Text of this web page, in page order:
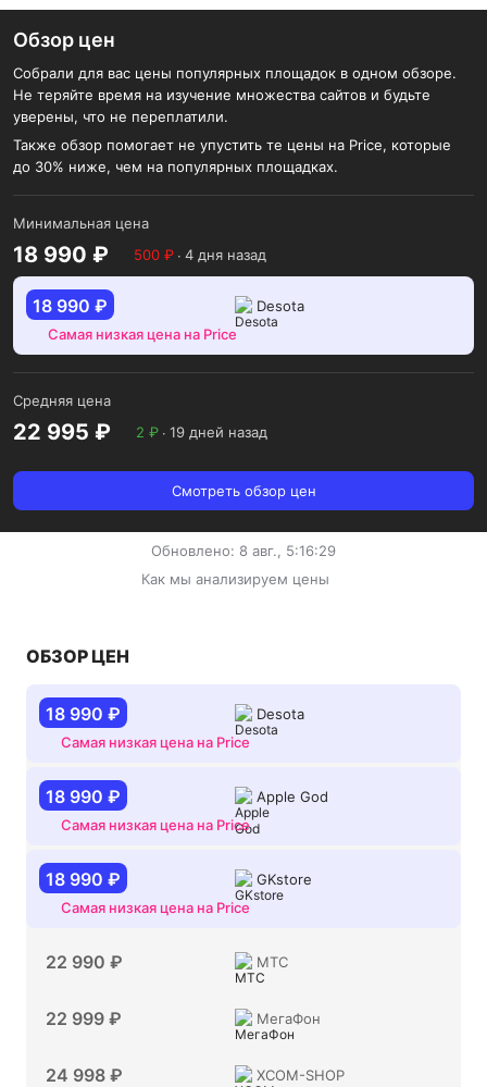
Обзор цен
Собрали для вас цены популярных площадок в одном обзоре.
Не теряйте время на изучение множества сайтов и будьте
уверены, что не переплатили.
Также обзор помогает не упустить те цены на Price, которые
до 30% ниже, чем на популярных площадках.
Минимальная цена
18 990 ₽ 500 ₽ ∙ 4 дня назад
18 990 ₽
Desota
Самая низкая цена на Price
Средняя цена
22 995 ₽ 2 ₽ ∙ 19 дней назад
Смотреть обзор цен
Обновлено: 8 авг., 5:16:29
Как мы анализируем цены
ОБЗОР ЦЕН
18 990 ₽
Desota
Самая низкая цена на Price
18 990 ₽
Apple God
Самая низкая цена на Price
18 990 ₽
GKstore
Самая низкая цена на Price
22 990 ₽ МТС
22 999 ₽ МегаФон
24 998 ₽ XCOM-SHOP